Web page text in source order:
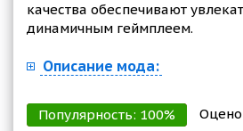
качества обеспечивают
динамичным геймплеем.
Описание мода:
Популярность: 100%